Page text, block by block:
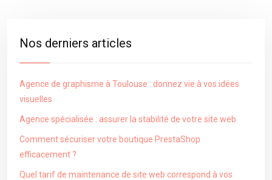
Nos derniers articles
Agence de graphisme à Toulouse : donnez vie à vos idées
visuelles
Agence spécialisée : assurer la stabilité de votre site web
Comment sécuriser votre boutique PrestaShop
efficacement ?
Quel tarif de maintenance de site web correspond à vos